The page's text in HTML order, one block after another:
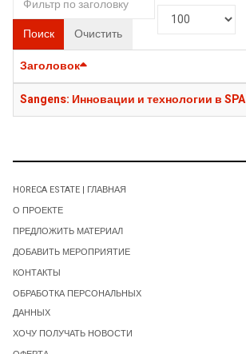
Поиск Очистить
Заголовок
Sangens: Инновации и технологии в SPA
HORECA ESTATE | ГЛАВНАЯ
О ПРОЕКТЕ
ПРЕДЛОЖИТЬ МАТЕРИАЛ
ДОБАВИТЬ МЕРОПРИЯТИЕ
КОНТАКТЫ
ОБРАБОТКА ПЕРСОНАЛЬНЫХ
ДАННЫХ
ХОЧУ ПОЛУЧАТЬ НОВОСТИ